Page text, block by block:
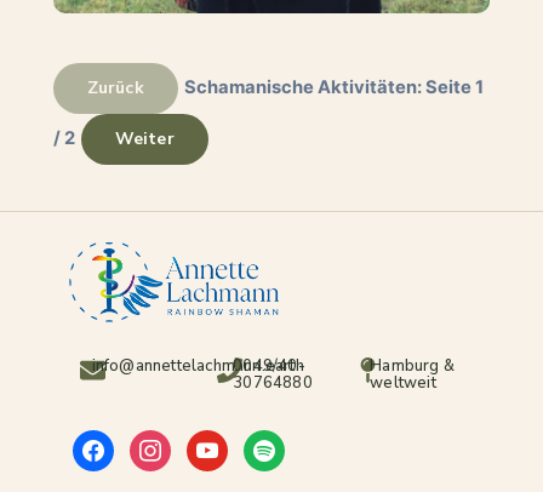
info@annettelachmann.earth
0049/40-
30764880
Hamburg &
weltweit